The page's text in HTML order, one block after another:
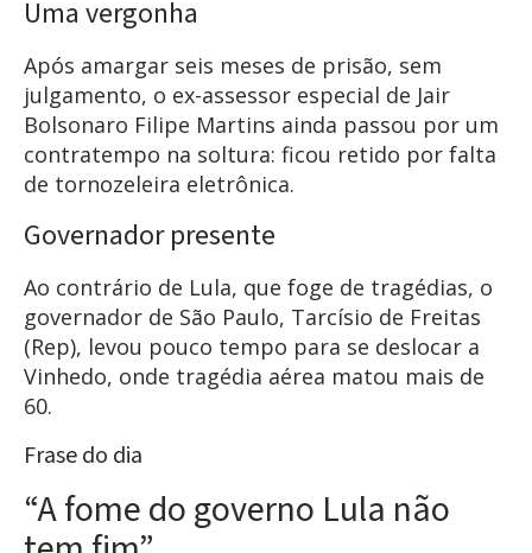
Uma vergonha
Após amargar seis meses de prisão, sem
julgamento, o ex-assessor especial de Jair
Bolsonaro Filipe Martins ainda passou por um
contratempo na soltura: ficou retido por falta
de tornozeleira eletrônica.
Governador presente
Ao contrário de Lula, que foge de tragédias, o
governador de São Paulo, Tarcísio de Freitas
(Rep), levou pouco tempo para se deslocar a
Vinhedo, onde tragédia aérea matou mais de
60.
Frase do dia
“A fome do governo Lula não